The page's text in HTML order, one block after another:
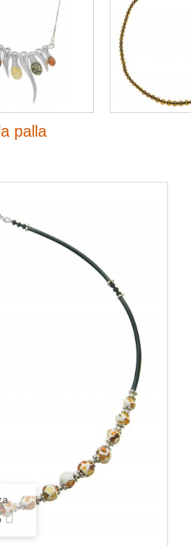
palla